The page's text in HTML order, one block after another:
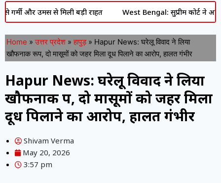
उमस से मिली बड़ी राहत West Bengal: सुप्रीम कोर्ट ने अभिषेक
Home » उत्तर प्रदेश » हापुड़ » Hapur News: घरेलू विवाद ने लिया
खौफनाक रूप, दो मासूमों को जहर मिला दूध पिलाने का आरोप, हालत गंभीर
Hapur News: घरेलू विवाद ने लिया
खौफनाक रूप, दो मासूमों को जहर मिला
दूध पिलाने का आरोप, हालत गंभीर
Shivam Verma
May 20, 2026
3:57 pm